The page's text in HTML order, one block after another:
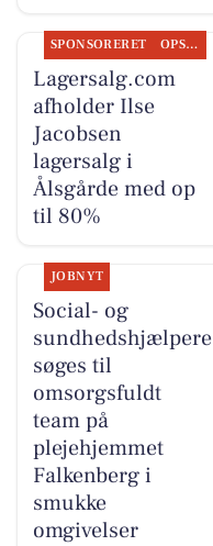
SPONSORERET OPSLAGSTAVLEN
Lagersalg.com
afholder Ilse
Jacobsen
lagersalg i
Ålsgårde med op
til 80%
JOBNYT
Social- og
sundhedshjælpere
søges til
omsorgsfuldt
team på
plejehjemmet
Falkenberg i
smukke
omgivelser